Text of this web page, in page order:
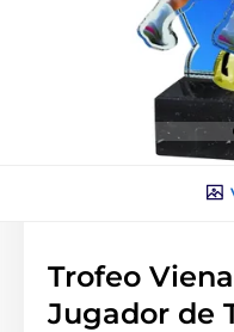
Trofeo
Jugador de